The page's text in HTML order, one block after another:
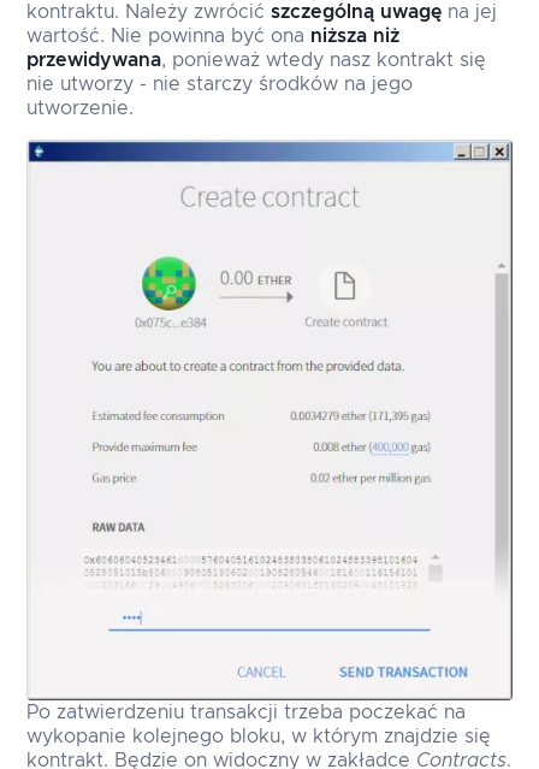
kontraktu. Należy zwrócićszczególną uwagę na jej
wartość. Nie powinna być ona niższa niż
przewidywana, ponieważ wtedy nasz kontrakt się
nie utworzy - nie starczy środków na jego
utworzenie.
Po zatwierdzeniu transakcji trzeba poczekać na
wykopanie kolejnego bloku, w którym znajdzie się
kontrakt. Będzie on widoczny w zakładce Contracts.